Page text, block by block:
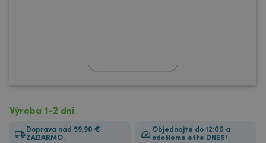
Výroba 1-2 dni
Doprava nad 59,90 €
ZADARMO.
Objednajte do 12:00 a
odošleme ešte DNES!